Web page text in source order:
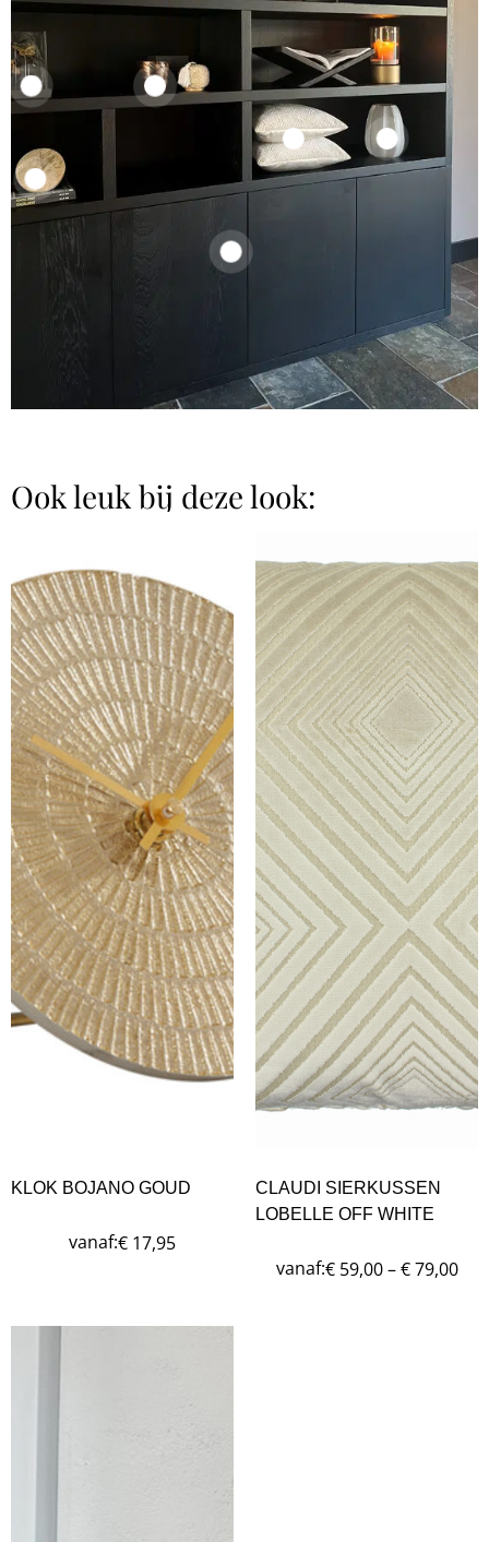
Ook leuk bij deze look:
KLOK BOJANO GOUD
vanaf:€ 17,95
CLAUDI SIERKUSSEN
LOBELLE OFF WHITE
vanaf:€59,00 – €79,00